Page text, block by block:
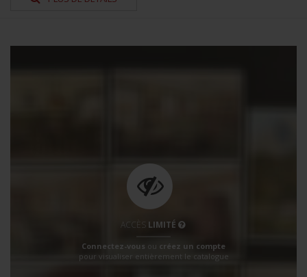
ACCÈS LIMITÉ
Connectez-vous ou créez un compte
pour visualiser entièrement le catalogue